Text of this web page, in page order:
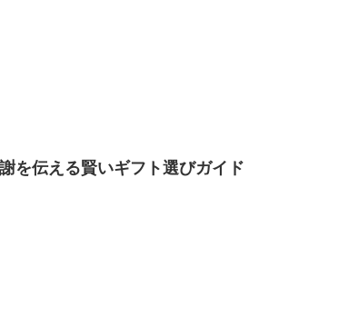
を伝える賢いギフト選びガイド